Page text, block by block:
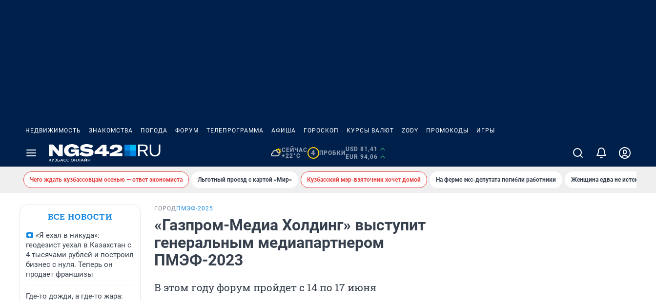
НЕДВИЖИМОСТЬ ЗНАКОМСТВА ПОГОДА ФОРУМ ТЕЛЕПРОГРАММА АФИША ГОРОСКОП КУРСЫ ВАЛЮТ ZODY ПРОМОКОДЫ ИГРЫ
СЕЙЧАС
+22°C
4 ПРОБКИ
USD 81,41
EUR 94,06
Чего ждать кузбассовцам осенью — ответ экономиста Льготный проезд с картой «Мир» Кузбасский мэр-взяточник хочет домой На ферме экс-депутата погибли работники Женщина едва не истекла
ВСЕ НОВОСТИ
«Я ехал в никуда»:
геодезист уехал в Казахстан с
4 тысячами рублей и построил
бизнес с нуля. Теперь он
продает франшизы
Где-то дожди, а где-то жара:
ГОРОД ПМЭФ-2025
«Газпром-Медиа Холдинг» выступит
генеральным медиапартнером
ПМЭФ-2023
В этом году форум пройдет с 14 по 17 июня